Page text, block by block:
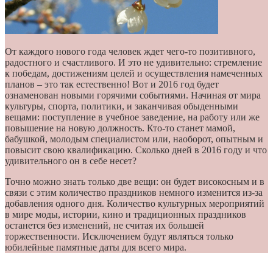
От каждого нового года человек ждет чего-то позитивного,
радостного и счастливого. И это не удивительно: стремление
к победам, достижениям целей и осуществления намеченных
планов – это так естественно! Вот и 2016 год будет
ознаменован новыми горячими событиями. Начиная от мира
культуры, спорта, политики, и заканчивая обыденными
вещами: поступление в учебное заведение, на работу или же
повышение на новую должность. Кто-то станет мамой,
бабушкой, молодым специалистом или, наоборот, опытным и
повысит свою квалификацию. Сколько дней в 2016 году и что
удивительного он в себе несет?
Точно можно знать только две вещи: он будет високосным и в
связи с этим количество праздников немного изменится из-за
добавления одного дня. Количество культурных мероприятий
в мире моды, истории, кино и традиционных праздников
останется без изменений, не считая их большей
торжественности. Исключением будут являться только
юбилейные памятные даты для всего мира.